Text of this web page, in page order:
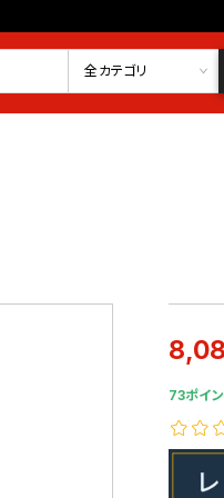
全カテゴリ
73ポイ